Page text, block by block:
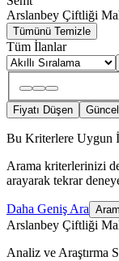
Arslanbey Çiftliği
Tümünü Temizle
Tüm İlanlar
Fiyatı Düşen
Bu Kriterlere Uygun
Arama kriterlerinizi
arayarak tekrar
Daha Geniş Ara
Arslanbey Çiftliği
Analiz ve Araştırma